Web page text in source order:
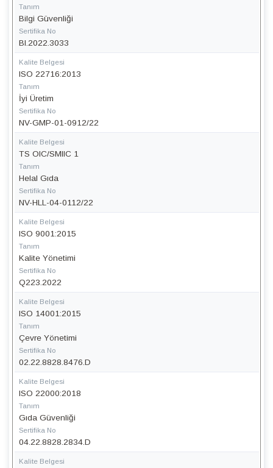
Tanım
Bilgi Güvenliği
Sertifika No
BI.2022.3033
Kalite Belgesi
ISO 22716:2013
Tanım
İyi Üretim
Sertifika No
NV-GMP-01-0912/22
Kalite Belgesi
TS OIC/SMIIC 1
Tanım
Helal Gıda
Sertifika No
NV-HLL-04-0112/22
Kalite Belgesi
ISO 9001:2015
Tanım
Kalite Yönetimi
Sertifika No
Q223.2022
Kalite Belgesi
ISO 14001:2015
Tanım
Çevre Yönetimi
Sertifika No
02.22.8828.8476.D
Kalite Belgesi
ISO 22000:2018
Tanım
Gıda Güvenliği
Sertifika No
04.22.8828.2834.D
Kalite Belgesi